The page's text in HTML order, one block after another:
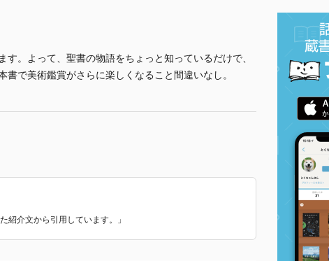
。よって、聖書の物語をちょっと知っているだけで、
で美術鑑賞がさらに楽しくなること間違いなし。
紹介文から引用しています。」